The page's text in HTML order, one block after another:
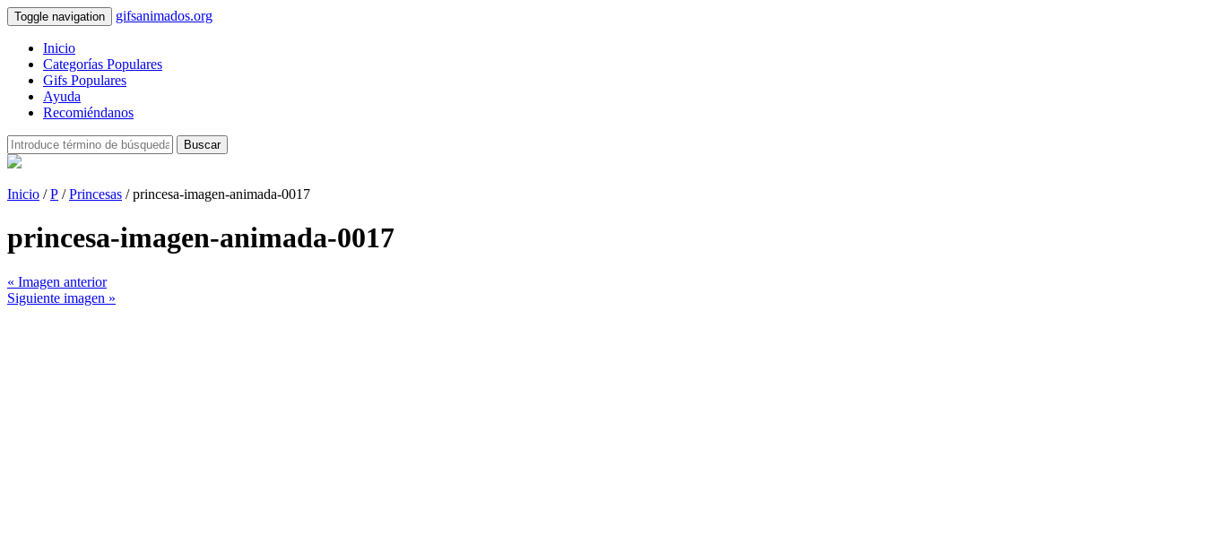
Toggle navigation gifsanimados.org
Inicio
Categorías Populares
Gifs Populares
Ayuda
Recomiéndanos
Buscar
Inicio /P /Princesas / princesa-imagen-animada-0017
princesa-imagen-animada-0017
« Imagen anterior
Siguiente imagen »